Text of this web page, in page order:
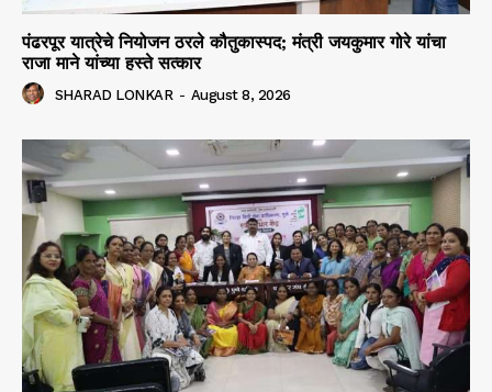
पंढरपूर यात्रेचे नियोजन ठरले कौतुकास्पद; मंत्री जयकुमार गोरे यांचा
राजा माने यांच्या हस्ते सत्कार
SHARAD LONKAR - August 8, 2026